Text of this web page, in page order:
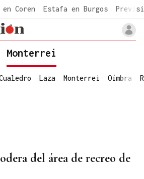
Coren Estafa en Burgos
Monterrei
Laza Monterrei Oímbra
del área de recreo de